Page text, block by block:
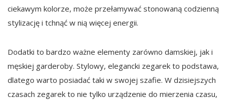
ciekawym kolorze, może przełamywać stonowaną codzienną
stylizację i tchnąć w nią więcej energii.
Dodatki to bardzo ważne elementy zarówno damskiej, jak i
męskiej garderoby. Stylowy, elegancki zegarek to podstawa,
dlatego warto posiadać taki w swojej szafie. W dzisiejszych
czasach zegarek to nie tylko urządzenie do mierzenia czasu,